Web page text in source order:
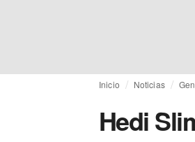
Inicio Noticias
Hedi